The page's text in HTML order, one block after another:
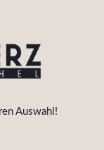
Auswahl!